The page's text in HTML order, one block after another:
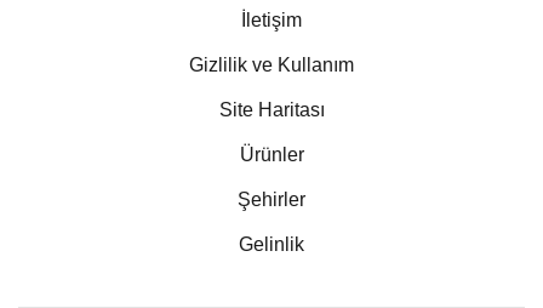
İletişim
Gizlilik ve Kullanım
Site Haritası
Ürünler
Şehirler
Gelinlik